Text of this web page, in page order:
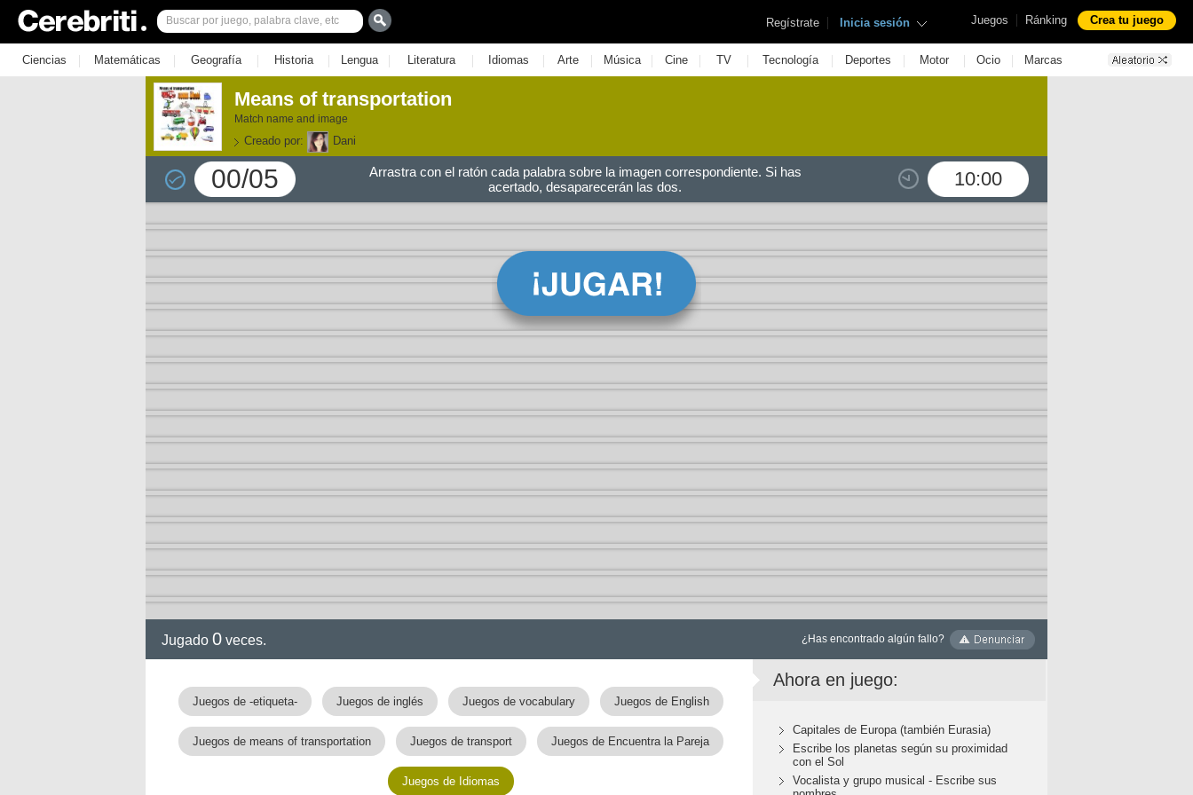
Juegos | Ránking Crea tu juego
Regístrate | Inicia sesión
Ciencias | Matemáticas | Geografía | Historia | Lengua | Literatura | Idiomas | Arte | Música | Cine | TV | Tecnología | Deportes | Motor | Ocio | Marcas
Means of transportation
Match name and image
Creado por: Dani
00/05 10:00
Arrastra con el ratón cada palabra sobre la imagen correspondiente. Si has
acertado, desaparecerán las dos.
Jugado 0 veces. ¿Has encontrado algún fallo?
Juegos de -etiqueta- Juegos de inglés Juegos de vocabulary Juegos de English
Juegos de means of transportation Juegos de transport Juegos de Encuentra la Pareja
Juegos de Idiomas
Ahora en juego:
Capitales de Europa (también Eurasia)
Escribe los planetas según su proximidad
con el Sol
Vocalista y grupo musical - Escribe sus